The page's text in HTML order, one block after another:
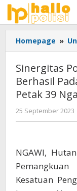
Lewati
konten
Homepage »
Sinergitas
Berhasil
Petak 39
25 September 2023
NGAWI,
Kesatuan